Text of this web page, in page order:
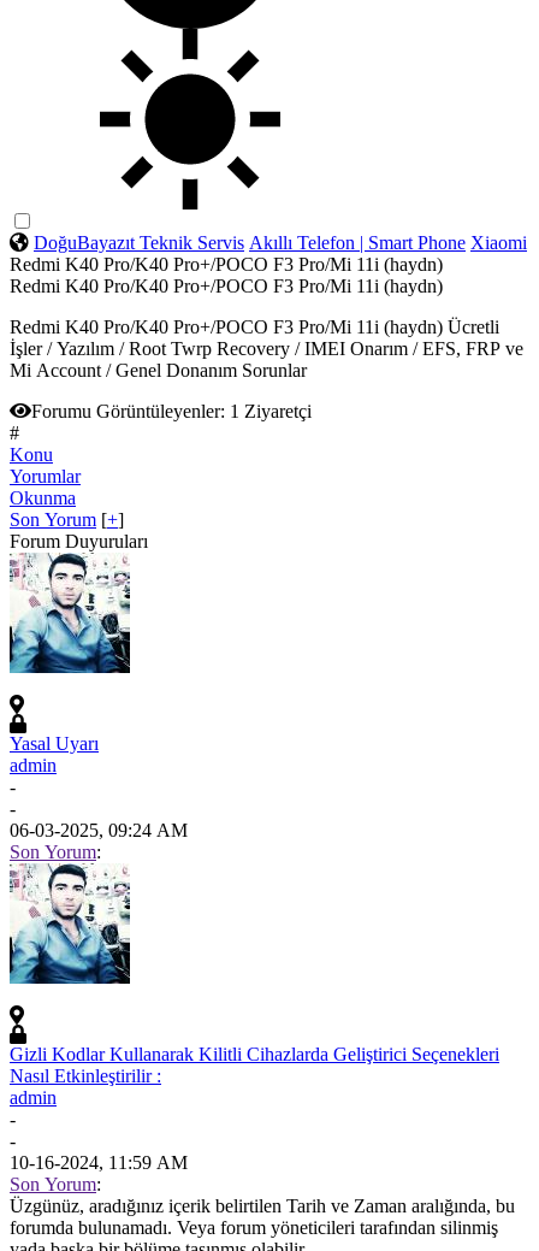
DoğuBayazıt Teknik Servis Akıllı Telefon | Smart Phone Xiaomi
Redmi K40 Pro/K40 Pro+/POCO F3 Pro/Mi 11i (haydn)
Redmi K40 Pro/K40 Pro+/POCO F3 Pro/Mi 11i (haydn)
Redmi K40 Pro/K40 Pro+/POCO F3 Pro/Mi 11i (haydn) Ücretli
İşler / Yazılım / Root Twrp Recovery / IMEI Onarım / EFS, FRP ve
Mi Account / Genel Donanım Sorunlar
Forumu Görüntüleyenler: 1 Ziyaretçi
#
Konu
Yorumlar
Okunma
Son Yorum [+]
Forum Duyuruları
Yasal Uyarı
admin
-
-
06-03-2025, 09:24 AM
Son Yorum:
Gizli Kodlar Kullanarak Kilitli Cihazlarda Geliştirici Seçenekleri
Nasıl Etkinleştirilir :
admin
-
-
10-16-2024, 11:59 AM
Son Yorum:
Üzgünüz, aradığınız içerik belirtilen Tarih ve Zaman aralığında, bu
forumda bulunamadı. Veya forum yöneticileri tarafından silinmiş